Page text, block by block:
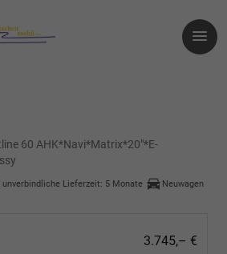
60 AHK*Navi*Matrix*20"*E-
unverbindliche Lieferzeit: 5 Monate
Neuwagen
3.745,– €